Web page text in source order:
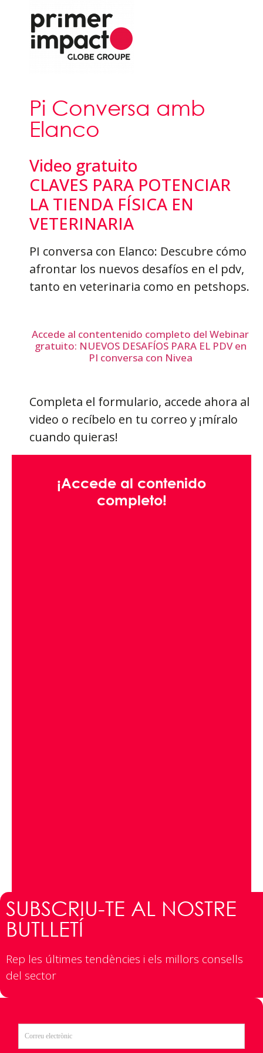
Pi Conversa amb
Elanco
Video gratuito
CLAVES PARA POTENCIAR
LA TIENDA FÍSICA EN
VETERINARIA
PI conversa con Elanco: Descubre cómo
afrontar los nuevos desafíos en el pdv,
tanto en veterinaria como en petshops.
Accede al contentenido completo del Webinar
gratuito: NUEVOS DESAFÍOS PARA EL PDV en
PI conversa con Nivea
Completa el formulario, accede ahora al
video o recíbelo en tu correo y ¡míralo
cuando quieras!
¡Accede al contenido
completo!
SUBSCRIU-TE AL NOSTRE
BUTLLETÍ
Rep les últimes tendències i els millors consells
del sector​